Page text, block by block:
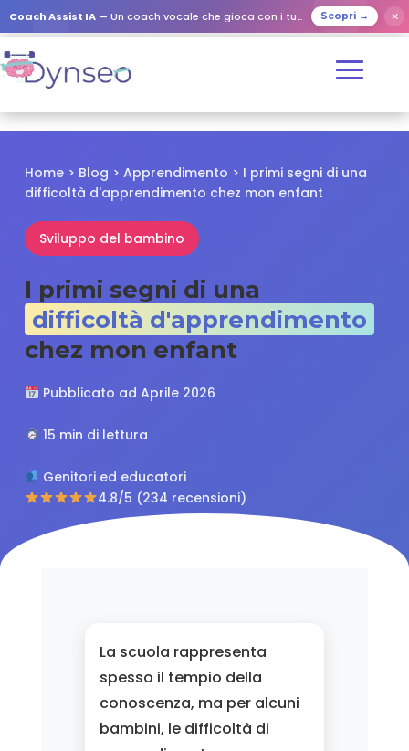
Coach Assist IA — Un coach vocale che gioca con i tuoi cari Scopri → ✕
Home > Blog > Apprendimento > I primi segni di una
difficoltà d'apprendimento chez mon enfant
Sviluppo del bambino
I primi segni di una
difficoltà d'apprendimento
chez mon enfant
Pubblicato ad Aprile 2026
15 min di lettura
Genitori ed educatori
4.8/5 (234 recensioni)
La scuola rappresenta
spesso il tempio della
conoscenza, ma per alcuni
bambini, le difficoltà di